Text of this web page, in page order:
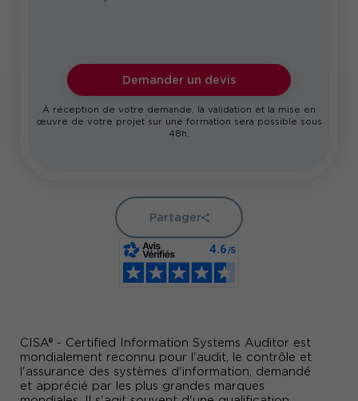
CISA® - Certified Information Systems Auditor est
mondialement reconnu pour l'audit, le contrôle et
l'assurance des systèmes d'information, demandé
et apprécié par les plus grandes marques
Demander un devis
À réception de votre demande, la validation et la mise en
œuvre de votre projet sur une formation sera possible sous
48h.
Partager